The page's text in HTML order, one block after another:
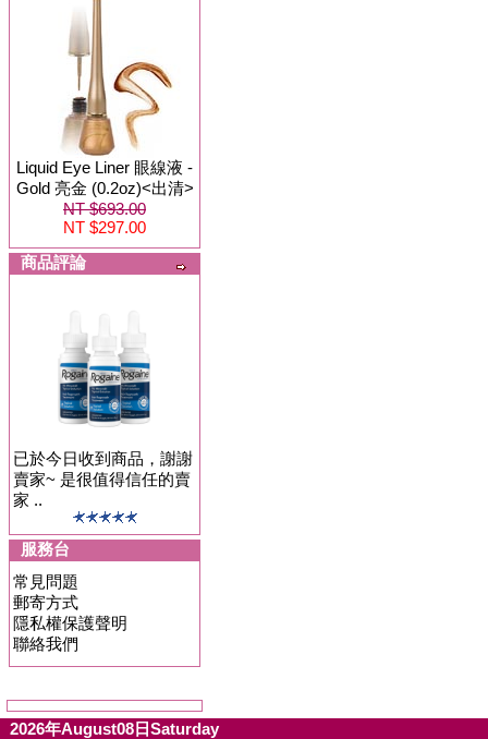
Liquid Eye Liner 眼線液 -
Gold 亮金 (0.2oz)<出清>
NT $693.00
NT $297.00
商品評論
已於今日收到商品，謝謝
賣家~ 是很值得信任的賣
家 ..
服務台
常見問題
郵寄方式
隱私權保護聲明
聯絡我們
2026年August08日Saturday